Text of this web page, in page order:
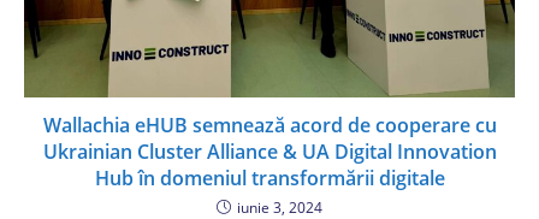
Wallachia eHUB semnează acord de cooperare cu
Ukrainian Cluster Alliance & UA Digital Innovation
Hub în domeniul transformării digitale
iunie 3, 2024